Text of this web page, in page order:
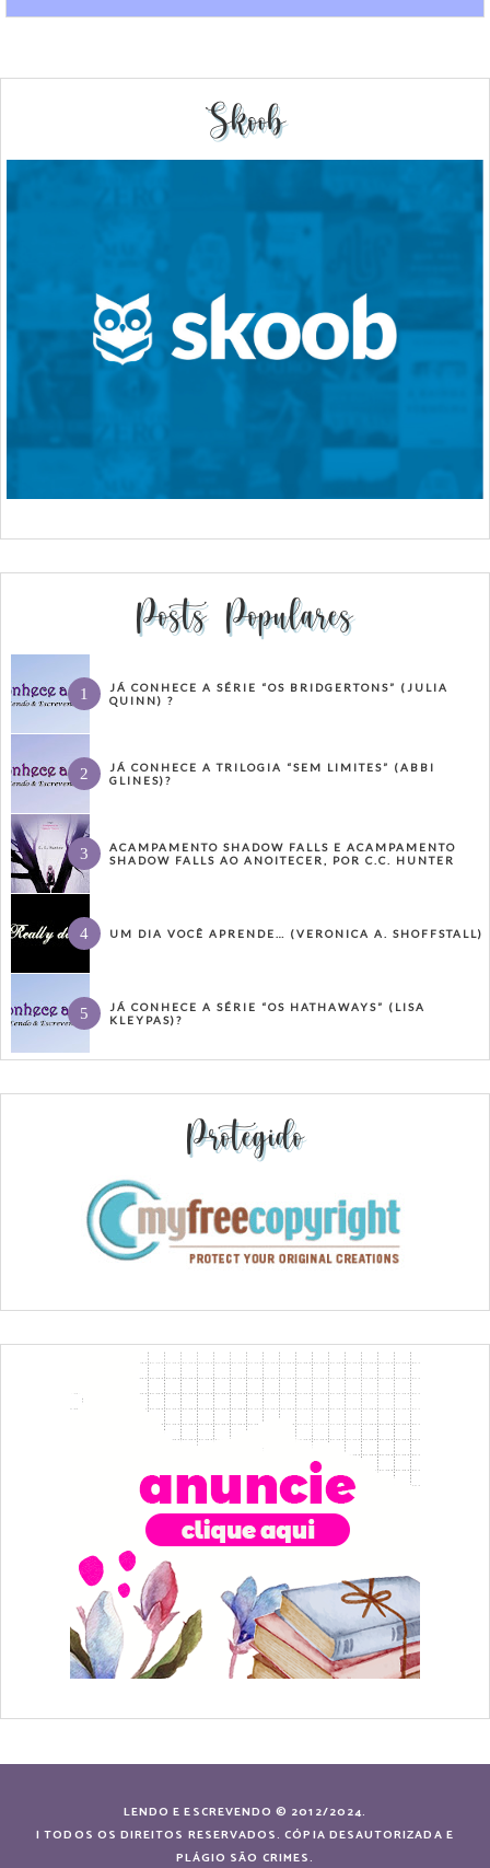
Skoob
Posts Populares
JÁ CONHECE A SÉRIE “OS BRIDGERTONS” (JULIA
QUINN) ?
JÁ CONHECE A TRILOGIA “SEM LIMITES” (ABBI
GLINES)?
ACAMPAMENTO SHADOW FALLS E ACAMPAMENTO
SHADOW FALLS AO ANOITECER, POR C.C. HUNTER
UM DIA VOCÊ APRENDE… (VERONICA A. SHOFFSTALL)
JÁ CONHECE A SÉRIE “OS HATHAWAYS” (LISA
KLEYPAS)?
Protegido
LENDO E ESCREVENDO © 2012/2024.
| TODOS OS DIREITOS RESERVADOS. CÓPIA DESAUTORIZADA E
PLÁGIO SÃO CRIMES.